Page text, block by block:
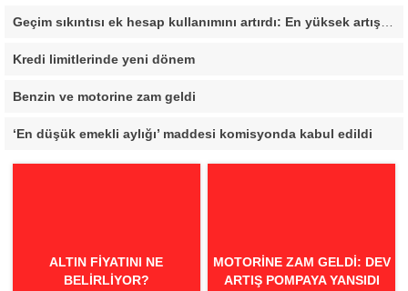
Kredi limitlerinde yeni dönem
Benzin ve motorine zam geldi
‘En düşük emekli aylığı’ maddesi komisyonda kabul edildi
ALTIN FIYATINI NE
BELIRLIYOR?
MOTORINE ZAM GELDI: DEV
ARTIŞ POMPAYA YANSIDI